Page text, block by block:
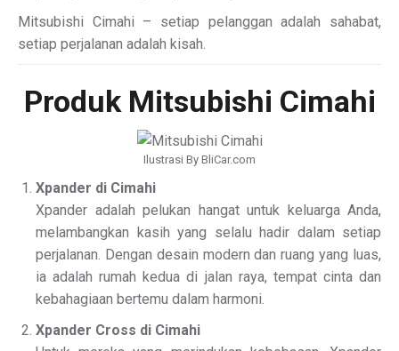
Mitsubishi Cimahi – setiap pelanggan adalah sahabat,
setiap perjalanan adalah kisah.
Produk Mitsubishi Cimahi
Ilustrasi By BliCar.com
Xpander di Cimahi
Xpander adalah pelukan hangat untuk keluarga Anda,
melambangkan kasih yang selalu hadir dalam setiap
perjalanan. Dengan desain modern dan ruang yang luas,
ia adalah rumah kedua di jalan raya, tempat cinta dan
kebahagiaan bertemu dalam harmoni.
Xpander Cross di Cimahi